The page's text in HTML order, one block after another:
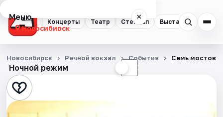
Концерты Театр Стендап Выставки
Меню ×
Новосибирск
Концерты
Театр
Стендап
Ночной режим ☾
Новосибирск Речной вокзал События Семь мостов: